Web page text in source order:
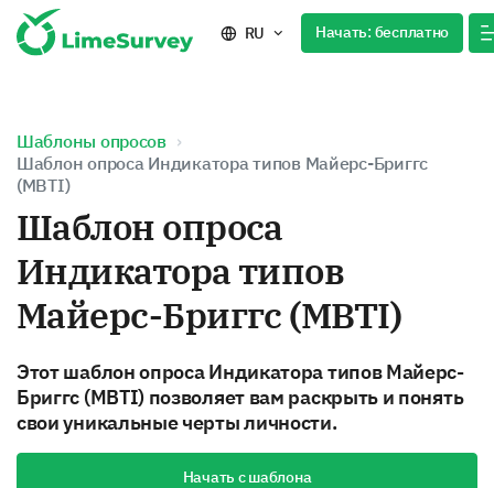
RU Начать: бесплатно
Шаблоны опросов
Шаблон опроса Индикатора типов Майерс-Бриггс
(MBTI)
Шаблон опроса
Индикатора типов
Майерс-Бриггс (MBTI)
Этот шаблон опроса Индикатора типов Майерс-
Бриггс (MBTI) позволяет вам раскрыть и понять
свои уникальные черты личности.
Начать с шаблона